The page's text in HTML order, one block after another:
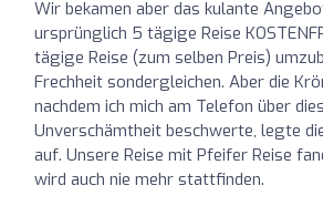
Wir bekamen aber das kulante
ursprünglich 5 tägige Reise
tägige Reise (zum selben Preis)
Frechheit sondergleichen. Aber die
nachdem ich mich am Telefon über
Unverschämtheit beschwerte, legte
auf. Unsere Reise mit Pfeifer Reise
wird auch nie mehr stattfinden.